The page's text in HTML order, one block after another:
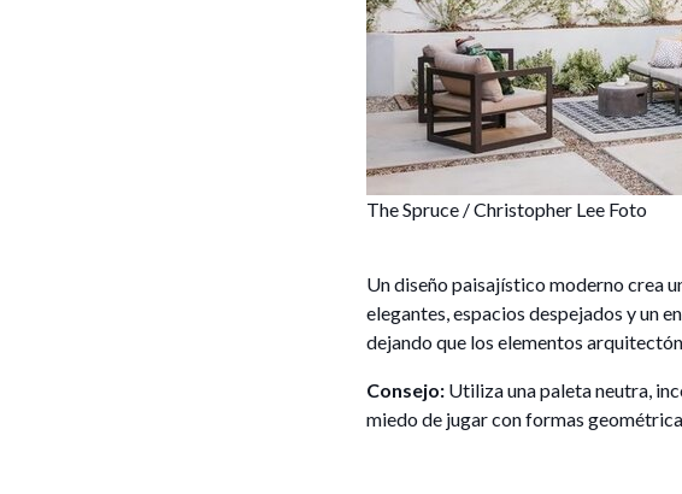
The Spruce / Christopher Lee Foto
Un diseño paisajístico moderno crea
elegantes, espacios despejados y un
dejando que los elementos
Consejo: Utiliza una paleta neutra,
miedo de jugar con formas